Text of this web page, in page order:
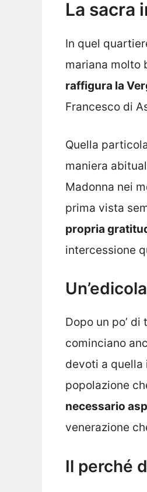
La sacra
In quel
mariana molto
raffigura la
Francesco di
Quella
maniera
Madonna nei
prima vista
propria
intercessione
Dopo un po’
cominciano
devoti a quella
popolazione
necessario
venerazione
Il perché